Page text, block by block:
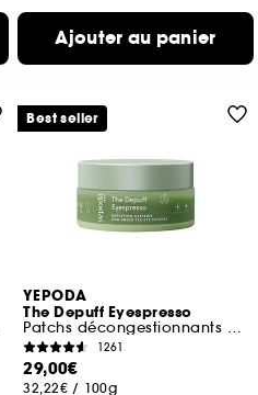
Ajouter au panier
YEPODA
The Depuff Eyespresso
Patchs décongestionnants à la caféine et au thé vert
1261
29,00€
32,22€ / 100g
Best seller